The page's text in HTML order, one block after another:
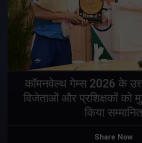
कॉमनवेल्थ गेम्स 2026 के
विजेताओं और प्रशिक्षकों को
किया सम्मानित
Share Now